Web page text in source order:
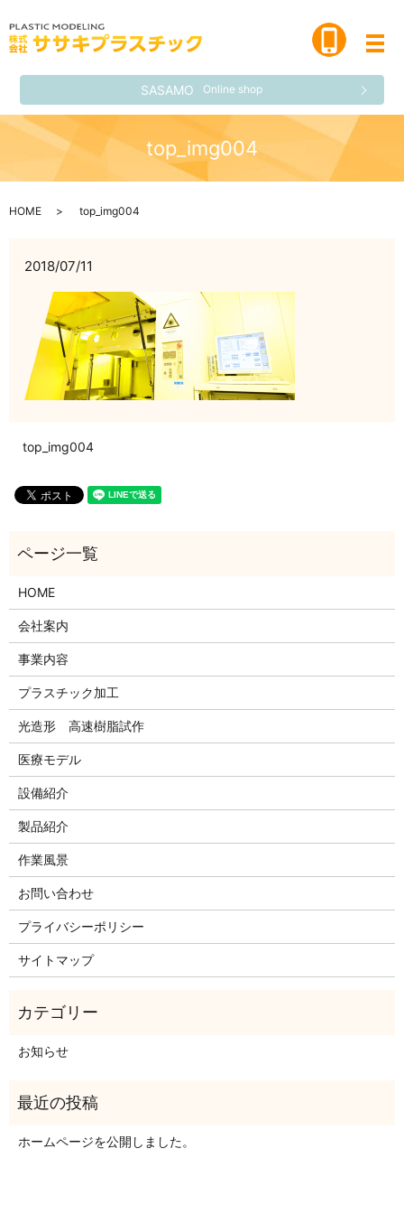
SASAMO Online shop
メ
top_img004
HOME top_img004
2018/07/11
top_img004
HOME
会社案内
事業内容
プラスチック加工
光造形 高速樹脂試作
医療モデル
設備紹介
製品紹介
作業風景
お問い合わせ
プライバシーポリシー
サイトマップ
お知らせ
ホームページを公開しました。